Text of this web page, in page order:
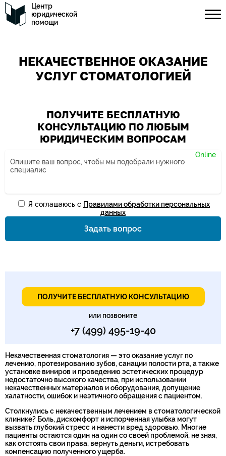
Центр
юридической
помощи
НЕКАЧЕСТВЕННОЕ ОКАЗАНИЕ
УСЛУГ СТОМАТОЛОГИЕЙ
ПОЛУЧИТЕ БЕСПЛАТНУЮ
КОНСУЛЬТАЦИЮ ПО ЛЮБЫМ
ЮРИДИЧЕСКИМ ВОПРОСАМ
Номер телефона*
Я соглашаюсь с Правилами обработки персональных
данных
Задать вопрос
ПОЛУЧИТЕ БЕСПЛАТНУЮ КОНСУЛЬТАЦИЮ
или позвоните
+7 (499) 495-19-40
Некачественная стоматология — это оказание услуг по
лечению, протезированию зубов, санации полости рта, а также
установке виниров и проведению эстетических процедур
недостаточно высокого качества, при использовании
некачественных материалов и оборудования, допущение
халатности, ошибок и неэтичного обращения с пациентом.
Столкнулись с некачественным лечением в стоматологической
клинике? Боль, дискомфорт и испорченная улыбка могут
вызвать глубокий стресс и нанести вред здоровью. Многие
пациенты остаются один на один со своей проблемой, не зная,
как отстоять свои права, вернуть деньги, истребовать
компенсацию полученного ущерба.